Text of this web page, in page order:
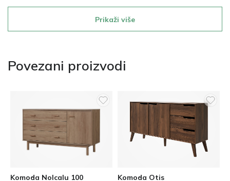
Prikaži više
Povezani proizvodi
Komoda Nolcalu 100 Komoda Otis